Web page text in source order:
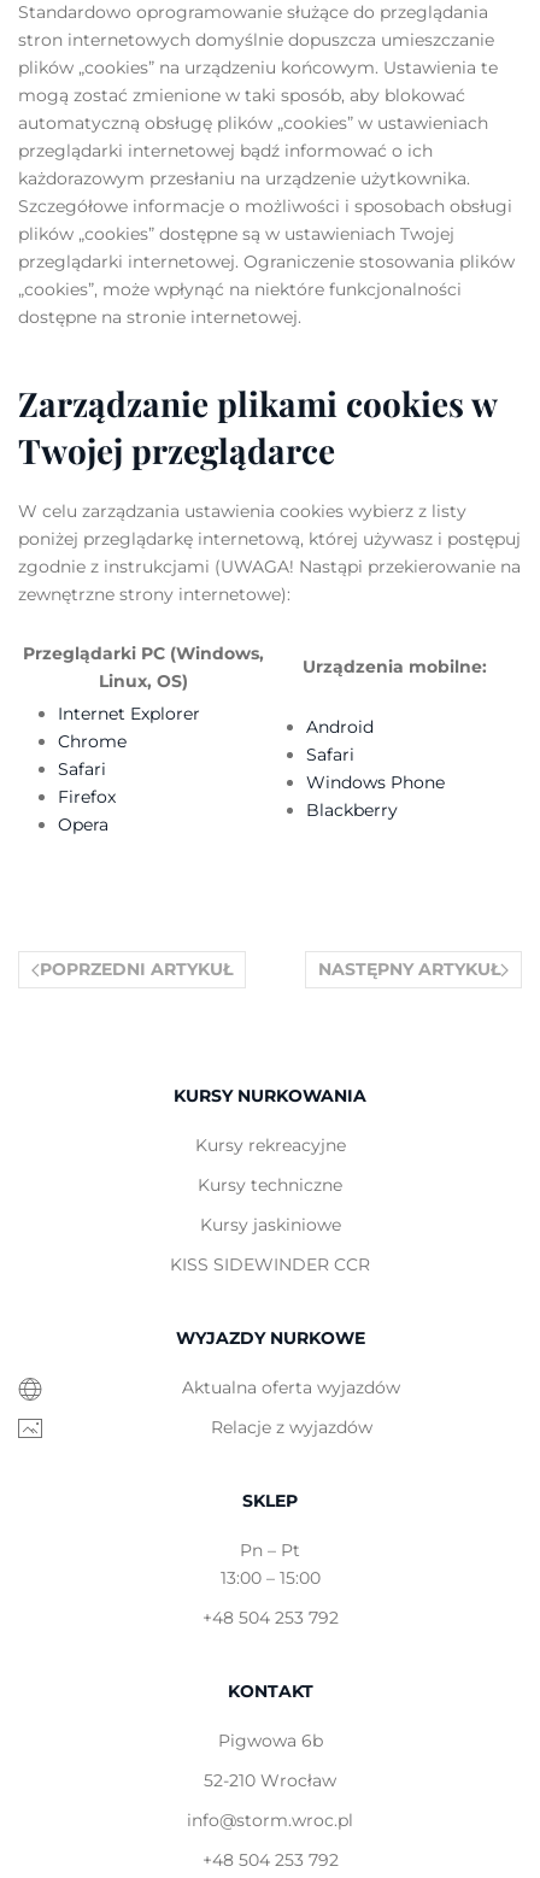
Standardowo oprogramowanie służące do przeglądania
stron internetowych domyślnie dopuszcza umieszczanie
plików „cookies” na urządzeniu końcowym. Ustawienia te
mogą zostać zmienione w taki sposób, aby blokować
automatyczną obsługę plików „cookies” w ustawieniach
przeglądarki internetowej bądź informować o ich
każdorazowym przesłaniu na urządzenie użytkownika.
Szczegółowe informacje o możliwości i sposobach obsługi
plików „cookies” dostępne są w ustawieniach Twojej
przeglądarki internetowej. Ograniczenie stosowania plików
„cookies”, może wpłynąć na niektóre funkcjonalności
dostępne na stronie internetowej.
Zarządzanie plikami cookies w
Twojej przeglądarce
W celu zarządzania ustawienia cookies wybierz z listy
poniżej przeglądarkę internetową, której używasz i postępuj
zgodnie z instrukcjami (UWAGA! Nastąpi przekierowanie na
zewnętrzne strony internetowe):
Przeglądarki PC (Windows,
Linux, OS)
Urządzenia mobilne:
Internet Explorer
Chrome
Safari
Firefox
Opera
Android
Safari
Windows Phone
Blackberry
POPRZEDNI ARTYKUŁ NASTĘPNY ARTYKUŁ
KURSY NURKOWANIA
Kursy rekreacyjne
Kursy techniczne
Kursy jaskiniowe
KISS SIDEWINDER CCR
WYJAZDY NURKOWE
Aktualna oferta wyjazdów
Relacje z wyjazdów
SKLEP
Pn – Pt
13:00 – 15:00
+48 504 253 792
KONTAKT
Pigwowa 6b
52-210 Wrocław
info@storm.wroc.pl
+48 504 253 792